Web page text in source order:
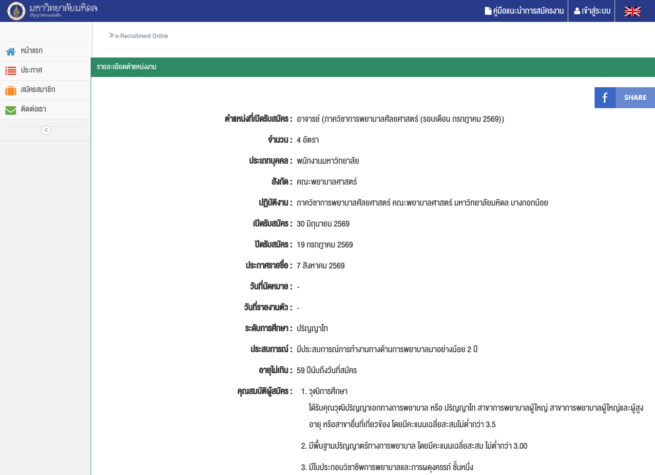
คู่มือแนะนำการสมัครงาน เข้าสู่ระบบ
หน้าแรก
ประกาศ
สมัครสมาชิก
ติดต่อเรา
e-Recruitment Online
รายละเอียดตำแหน่งงาน
ตำแหน่งที่เปิดรับสมัคร : อาจารย์ (ภาควิชาการพยาบาลศัลยศาสตร์ (รอบเดือน กรกฎาคม 2569))
จำนวน : 4 อัตรา
ประเภทบุคคล : พนักงานมหาวิทยาลัย
สังกัด : คณะพยาบาลศาสตร์
ปฏิบัติงาน : ภาควิชาการพยาบาลศัลยศาสตร์ คณะพยาบาลศาสตร์ มหาวิทยาลัยมหิดล บางกอกน้อย
เปิดรับสมัคร : 30 มิถุนายน 2569
ปิดรับสมัคร : 19 กรกฎาคม 2569
ประกาศรายชื่อ : 7 สิงหาคม 2569
วันที่นัดหมาย : -
วันที่รายงานตัว : -
ระดับการศึกษา : ปริญญาโท
ประสบการณ์ : มีประสบการณ์การทำงานทางด้านการพยาบาลมาอย่างน้อย 2 ปี
อายุไม่เกิน : 59 ปีนับถึงวันที่สมัคร
คุณสมบัติผู้สมัคร :
วุฒิการศึกษา
ได้รับคุณวุฒิปริญญาเอกทางการพยาบาล หรือ ปริญญาโท สาขาการพยาบาลผู้ใหญ่ สาขาการพยาบาลผู้ใหญ่และผู้สูง
อายุ หรือสาขาอื่นที่เกี่ยวข้อง โดยมีคะแนนเฉลี่ยสะสมไม่ต่ำกว่า 3.5
มีพื้นฐานปริญญาตรีทางการพยาบาล โดยมีคะแนนเฉลี่ยสะสม ไม่ต่ำกว่า 3.00
มีใบประกอบวิชาชีพการพยาบาลและการผดุงครรภ์ ชั้นหนึ่ง